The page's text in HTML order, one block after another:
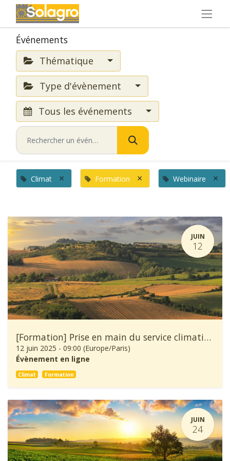
Événements
Thématique
Type d'évènement
Tous les événements
Climat × Formation × Webinaire ×
JUIN
12
[Formation] Prise en main du service climatique Climadiag Agriculture
12 juin 2025 - 09:00 (Europe/Paris)
Évènement en ligne
Climat Formation
JUIN
24